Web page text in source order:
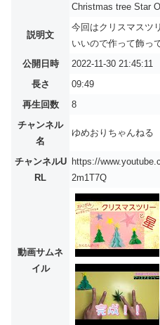
Christmas tree Star
説明文
今回はクリスマスツ
いいので作って飾っ
公開日時
2022-11-30 21:45:11
長さ
09:49
再生回数
8
チャンネル
名
ゆめおりちゃんねる
チャンネルU
RL
https://
2m1T7Q
動画サムネ
イル